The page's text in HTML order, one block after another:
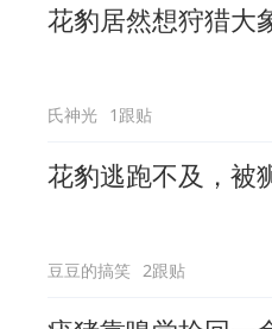
花豹居然想狩猎大
氏神光 1跟贴
花豹逃跑不及，被
豆豆的搞笑 2跟贴